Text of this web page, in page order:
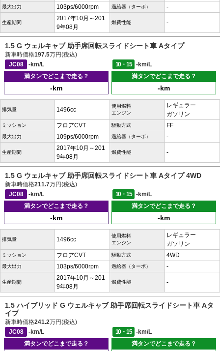
最大出力 103ps/6000rpm 過給器（ターボ） -
生産期間
2017年10月～201
9年08月
燃費性能 -
1.5 G ウェルキャブ 助手席回転スライドシート車 Aタイプ
新車時価格197.5万円(税込)
JC08
-km/L 10・15
-km/L
満タンでどこまで走る？
-km
満タンでどこまで走る？
-km
排気量 1496cc
使用燃料
エンジン
レギュラー
ガソリン
ミッション フロアCVT 駆動方式 FF
最大出力 109ps/6000rpm 過給器（ターボ） -
生産期間
2017年10月～201
9年08月
燃費性能 -
1.5 G ウェルキャブ 助手席回転スライドシート車 Aタイプ 4WD
新車時価格211.7万円(税込)
JC08
-km/L 10・15
-km/L
満タンでどこまで走る？
-km
満タンでどこまで走る？
-km
排気量 1496cc
使用燃料
エンジン
レギュラー
ガソリン
ミッション フロアCVT 駆動方式 4WD
最大出力 103ps/6000rpm 過給器（ターボ） -
生産期間
2017年10月～201
9年08月
燃費性能 -
1.5 ハイブリッド G ウェルキャブ 助手席回転スライドシート車 Aタ
イプ
新車時価格241.2万円(税込)
JC08
-km/L 10・15
-km/L
満タンでどこまで走る？
満タンでどこまで走る？